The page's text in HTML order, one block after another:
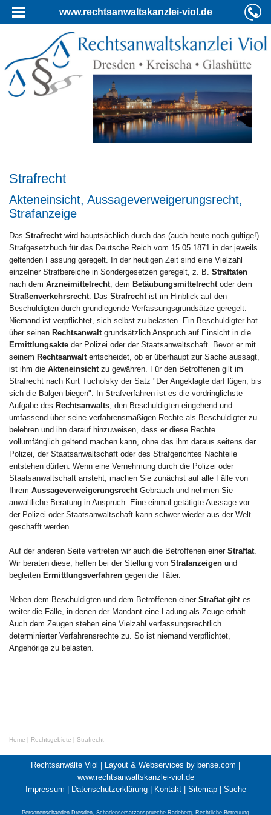
www.rechtsanwaltskanzlei-viol.de
Strafrecht
Akteneinsicht, Aussageverweigerungsrecht,
Strafanzeige
Das Strafrecht wird hauptsächlich durch das (auch heute noch gültige!)
Strafgesetzbuch für das Deutsche Reich vom 15.05.1871 in der jeweils
geltenden Fassung geregelt. In der heutigen Zeit sind eine Vielzahl
einzelner Strafbereiche in Sondergesetzen geregelt, z. B. Straftaten
nach dem Arzneimittelrecht , dem Betäubungsmittelrecht oder dem
Straßenverkehrsrecht . Das Strafrecht ist im Hinblick auf den
Beschuldigten durch grundlegende Verfassungsgrundsätze geregelt.
Niemand ist verpflichtet, sich selbst zu belasten. Ein Beschuldigter hat
über seinen Rechtsanwalt grundsätzlich Anspruch auf Einsicht in die
Ermittlungsakte der Polizei oder der Staatsanwaltschaft. Bevor er mit
seinem Rechtsanwalt entscheidet, ob er überhaupt zur Sache aussagt,
ist ihm die Akteneinsicht zu gewähren. Für den Betroffenen gilt im
Strafrecht nach Kurt Tucholsky der Satz "Der Angeklagte darf lügen, bis
sich die Balgen biegen". In Strafverfahren ist es die vordringlichste
Aufgabe des Rechtsanwalts , den Beschuldigten eingehend und
umfassend über seine verfahrensmäßigen Rechte als Beschuldigter zu
belehren und ihn darauf hinzuweisen, dass er diese Rechte
vollumfänglich geltend machen kann, ohne das ihm daraus seitens der
Polizei, der Staatsanwaltschaft oder des Strafgerichtes Nachteile
entstehen dürfen. Wenn eine Vernehmung durch die Polizei oder
Staatsanwaltschaft ansteht, machen Sie zunächst auf alle Fälle von
Ihrem Aussageverweigerungsrecht Gebrauch und nehmen Sie
anwaltliche Beratung in Anspruch. Eine einmal getätigte Aussage vor
der Polizei oder Staatsanwaltschaft kann schwer wieder aus der Welt
geschafft werden.
Auf der anderen Seite vertreten wir auch die Betroffenen einer Straftat
Wir beraten diese, helfen bei der Stellung von Strafanzeigen und
begleiten Ermittlungsverfahren gegen die Täter.
Neben dem Beschuldigten und dem Betroffenen einer Straftat gibt es
weiter die Fälle, in denen der Mandant eine Ladung als Zeuge erhält.
Auch dem Zeugen stehen eine Vielzahl verfassungsrechtlich
determinierter Verfahrensrechte zu. So ist niemand verpflichtet,
Angehörige zu belasten.
Home | Rechtsgebiete | Strafrecht
Rechtsanwälte Viol | Layout & Webservices by bense.com |
www.rechtsanwaltskanzlei-viol.de
Impressum | Datenschutzerklärung| Kontakt| Sitemap| Suche
Personenschaeden Dresden, Schadensersatzansprueche Radeberg, Rechtliche Betreuung